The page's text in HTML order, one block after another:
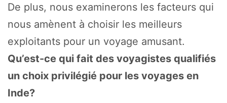
De plus, nous examinerons les facteurs qui
nous amènent à choisir les meilleurs
exploitants pour un voyage amusant.
Qu’est-ce qui fait des voyagistes qualifiés
un choix privilégié pour les voyages en
Inde?